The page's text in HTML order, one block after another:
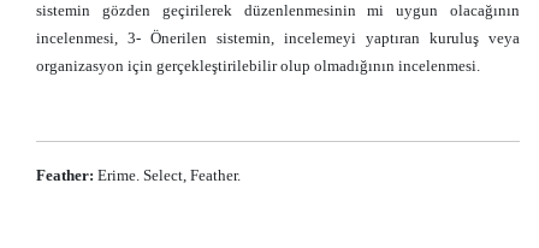
sistemin gözden geçirilerek düzenlenmesinin mi uygun olacağının
incelenmesi, 3- Önerilen sistemin, incelemeyi yaptıran kuruluş veya
organizasyon için gerçekleştirilebilir olup olmadığının incelenmesi.
Feather: Erime. Select, Feather.